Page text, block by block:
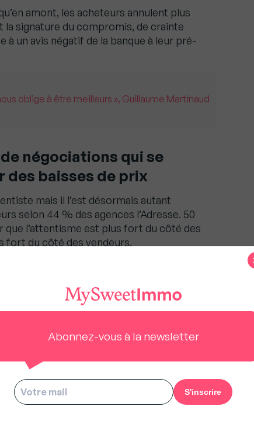
amont, les acheteurs annulent plus
signature du compromis, de crainte
à un avis négatif de la banque à leur pré-
oblige à être meilleurs », Guillaume Martinaud
négociations qui se
des baisses de prix
mais il l’est désormais autant
selon 44 % des agences l’Adresse. 50
l’attentisme est plus fort du côté des
fort du côté des vendeurs.
de la capacité d’emprunt des acheteurs
71 % des directeurs d’agence du
des marges de négociations des prix de
les biens et selon l’ancienneté de leur
constatent désormais des marges de
les régions et les biens, avec
et des acheteurs qui ne sont souvent pas
se tournent alors vers d’autres
de travaux, les marges de
10 à 15 % du prix, en raison de la hausse
encore une fois du bien !
Abonnez-vous à la newsletter